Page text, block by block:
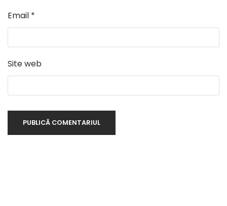
Email *
Site web